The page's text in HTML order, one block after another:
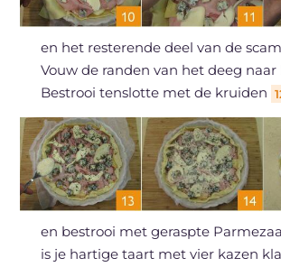
en het resterende deel van de
Vouw de randen van het deeg
Bestrooi tenslotte met de kruiden
en bestrooi met geraspte
is je hartige taart met vier kazen